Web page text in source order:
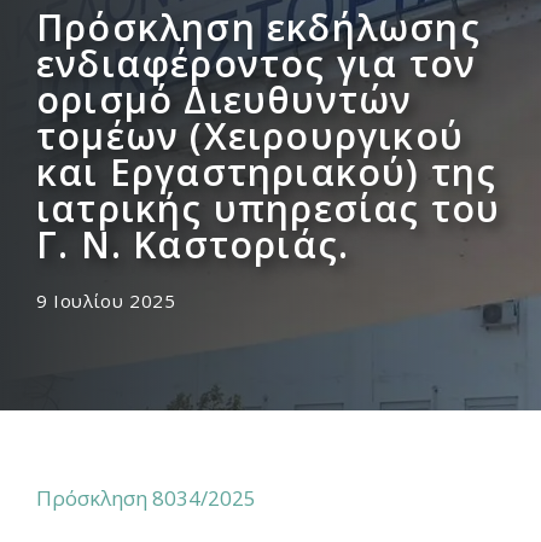
Πρόσκληση εκδήλωσης
ενδιαφέροντος για τον
ορισμό Διευθυντών
τομέων (Χειρουργικού
και Εργαστηριακού) της
ιατρικής υπηρεσίας του
Γ. Ν. Καστοριάς.
9 Ιουλίου 2025
Πρόσκληση 8034/2025